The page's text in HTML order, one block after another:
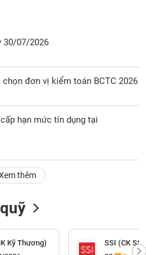
30/07/2026
đơn vị kiểm toán BCTC 2026
hạn mức tín dụng tại
thêm
Kỹ Thương)
SSI (CK